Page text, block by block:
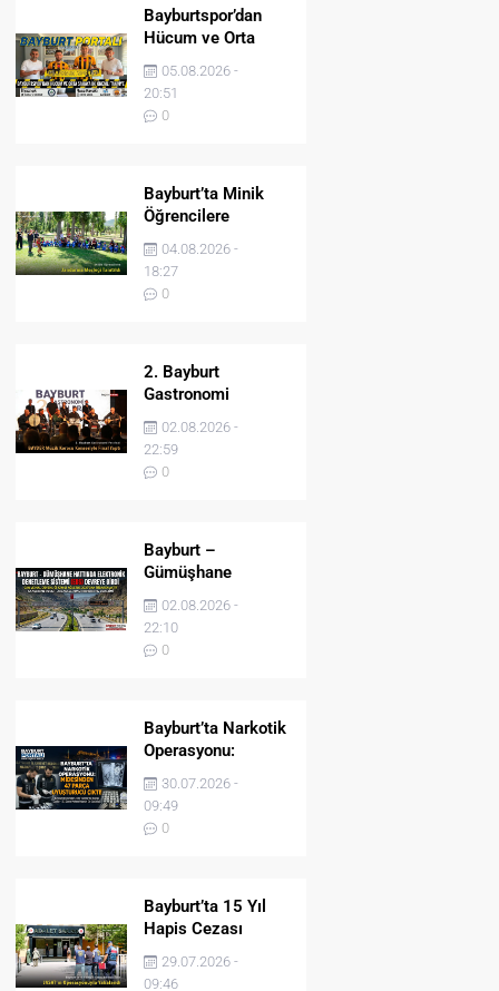
Bayburtspor’dan
Hücum ve Orta
Sahaya İki Önemli
Takviye
05.08.2026 -
20:51
0
Bayburt’ta Minik
Öğrencilere
Jandarma Mesleği
Tanıtıldı
04.08.2026 -
18:27
0
2. Bayburt
Gastronomi
Festivali BAYDER
Müzik Korosu
Konseriyle Final
Yaptı
02.08.2026 -
22:59
0
Bayburt –
Gümüşhane
Hattında Elektronik
Denetleme Sistemi
(EDS) Devreye Girdi
02.08.2026 -
22:10
0
Bayburt’ta Narkotik
Operasyonu:
Midesinden 47
Parça Uyuşturucu
Çıktı!
30.07.2026 -
09:49
0
Bayburt’ta 15 Yıl
Hapis Cezası
Bulunan Şahıs
JASAT’ın
29.07.2026 -
09:46